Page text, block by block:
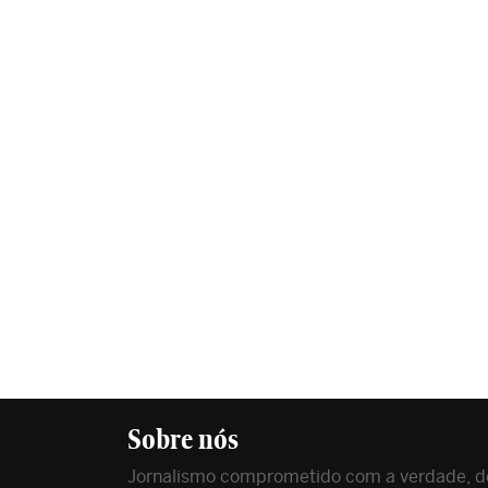
Sobre nós
Jornalismo comprometido com a verdade,